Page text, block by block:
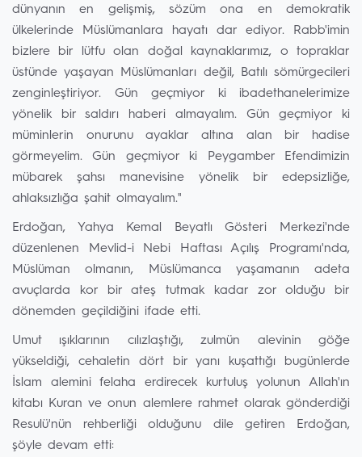
dünyanın en gelişmiş, sözüm ona en demokratik
ülkelerinde Müslümanlara hayatı dar ediyor. Rabb'imin
bizlere bir lütfu olan doğal kaynaklarımız, o topraklar
üstünde yaşayan Müslümanları değil, Batılı sömürgecileri
zenginleştiriyor. Gün geçmiyor ki ibadethanelerimize
yönelik bir saldırı haberi almayalım. Gün geçmiyor ki
müminlerin onurunu ayaklar altına alan bir hadise
görmeyelim. Gün geçmiyor ki Peygamber Efendimizin
mübarek şahsı manevisine yönelik bir edepsizliğe,
ahlaksızlığa şahit olmayalım."
Erdoğan, Yahya Kemal Beyatlı Gösteri Merkezi'nde
düzenlenen Mevlid-i Nebi Haftası Açılış Programı'nda,
Müslüman olmanın, Müslümanca yaşamanın adeta
avuçlarda kor bir ateş tutmak kadar zor olduğu bir
dönemden geçildiğini ifade etti.
Umut ışıklarının cılızlaştığı, zulmün alevinin göğe
yükseldiği, cehaletin dört bir yanı kuşattığı bugünlerde
İslam alemini felaha erdirecek kurtuluş yolunun Allah'ın
kitabı Kuran ve onun alemlere rahmet olarak gönderdiği
Resulü'nün rehberliği olduğunu dile getiren Erdoğan,
şöyle devam etti: